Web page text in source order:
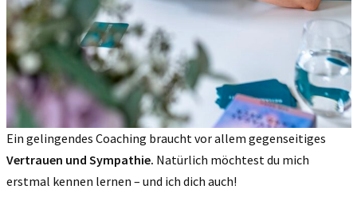
Ein gelingendes Coaching braucht vor allem gegenseitiges
Vertrauen und Sympathie. Natürlich möchtest du mich
erstmal kennen lernen – und ich dich auch!